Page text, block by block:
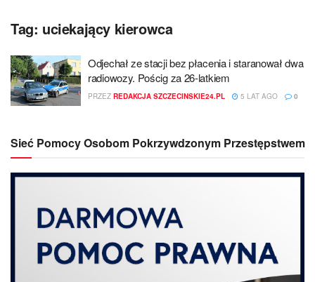
Tag: uciekający kierowca
Odjechał ze stacji bez płacenia i staranował dwa
radiowozy. Pościg za 26-latkiem
PRZEZ REDAKCJA SZCZECINSKIE24.PL 5 LAT AGO 0
Sieć Pomocy Osobom Pokrzywdzonym Przestępstwem